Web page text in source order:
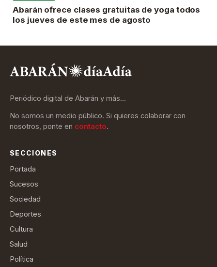
Abarán ofrece clases gratuitas de yoga todos
los jueves de este mes de agosto
Periódico digital de Abarán y más…
No somos un medio público. Si quieres colaborar con
nosotros, ponte en contacto.
SECCIONES
Portada
Sucesos
Sociedad
Deportes
Cultura
Salud
Política